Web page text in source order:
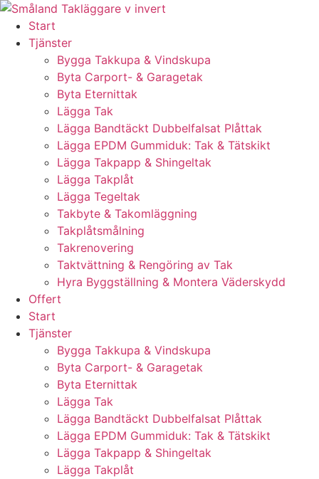
Skip
content
Start
Tjänster
Bygga Takkupa & Vindskupa
Byta Carport- & Garagetak
Byta Eternittak
Lägga Tak
Lägga Bandtäckt Dubbelfalsat Plåttak
Lägga EPDM Gummiduk: Tak & Tätskikt
Lägga Takpapp & Shingeltak
Lägga Takplåt
Lägga Tegeltak
Takbyte & Takomläggning
Takplåtsmålning
Takrenovering
Taktvättning & Rengöring av Tak
Hyra Byggställning & Montera Väderskydd
Offert
Start
Tjänster
Bygga Takkupa & Vindskupa
Byta Carport- & Garagetak
Byta Eternittak
Lägga Tak
Lägga Bandtäckt Dubbelfalsat Plåttak
Lägga EPDM Gummiduk: Tak & Tätskikt
Lägga Takpapp & Shingeltak
Lägga Takplåt